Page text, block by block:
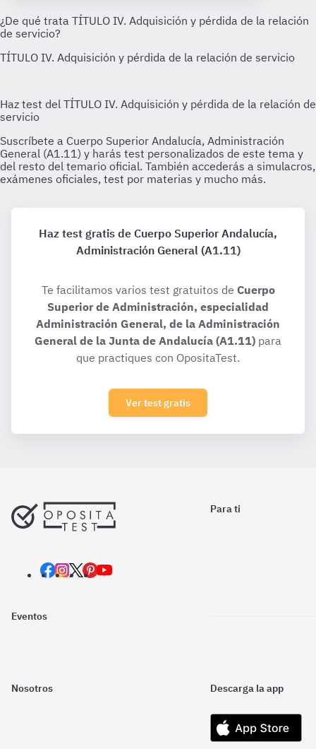
Haz test gratis de Cuerpo Superior Andalucía,
Administración General (A1.11)
Te facilitamos varios test gratuitos de Cuerpo
Superior de Administración, especialidad
Administración General, de la Administración
General de la Junta de Andalucía (A1.11) para
que practiques con OpositaTest.
Ver test gratis
Para ti
Eventos
Nosotros Descarga la app